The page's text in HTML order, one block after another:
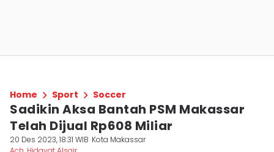
Home Sport Soccer
Sadikin Aksa Bantah PSM Makassar
Telah Dijual Rp608 Miliar
20 Des 2023, 18:31 WIB Kota Makassar